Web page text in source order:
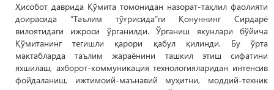
Ҳисобот даврида Қўмита томонидан назорат-таҳлил фаолияти
доирасида “Таълим тўғрисида”ги Қонуннинг Сирдарё
вилоятидаги ижроси ўрганилди. Ўрганиш якунлари бўйича
Қўмитанинг тегишли қарори қабул қилинди. Бу ўрта
мактабларда таълим жараёнини ташкил этиш сифатини
яхшилаш, ахборот-коммуникация технологияларидан интенсив
фойдаланиш, ижтимоий-маънавий муҳитни, моддий-техник